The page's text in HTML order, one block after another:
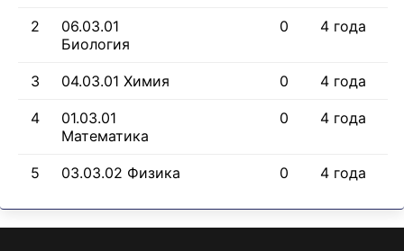
2
06.03.01
Биология
0 4 года
3 04.03.01 Химия 0 4 года
4
01.03.01
Математика
0 4 года
5 03.03.02 Физика 0 4 года